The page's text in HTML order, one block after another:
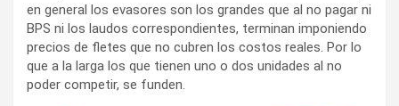
en general los evasores son los grandes que al no pagar ni
BPS ni los laudos correspondientes, terminan imponiendo
precios de fletes que no cubren los costos reales. Por lo
que a la larga los que tienen uno o dos unidades al no
poder competir, se funden.